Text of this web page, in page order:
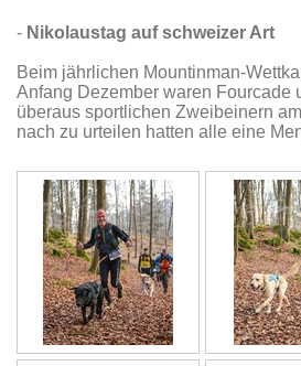
- Nikolaustag auf schweizer Art
Beim jährlichen Mountinman-
Anfang Dezember waren Fourcade
überaus sportlichen Zweibeinern
nach zu urteilen hatten alle eine